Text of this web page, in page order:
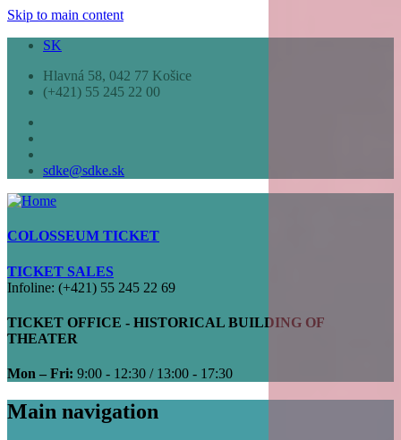
Skip to main content
SK
Hlavná 58, 042 77 Košice
(+421) 55 245 22 00
sdke@sdke.sk
COLOSSEUM TICKET
TICKET SALES
Infoline: (+421) 55 245 22 69
TICKET OFFICE - HISTORICAL BUILDING OF
THEATER
Mon – Fri: 9:00 - 12:30 / 13:00 - 17:30
Main navigation